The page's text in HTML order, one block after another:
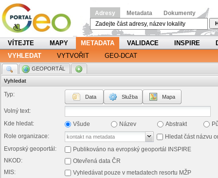
Adresy Metadata Dokumenty
VÍTEJTE MAPY METADATA VALIDACE INSPIRE
VYHLEDAT
VYTVOŘIT GEO-DCAT
GEOPORTÁL
Vyhledat
Typ: Data Služba Mapa
Volný text:
Kde hledat:
Všude Název Abstrakt
Role organizace:
Hledat část názvu
Evropský geoportál:
Publikováno na evropský geoportál INSPIRE
NKOD:
Otevřená data ČR
MIS:
Vyhledávat pouze v metadatech resortu MŽP